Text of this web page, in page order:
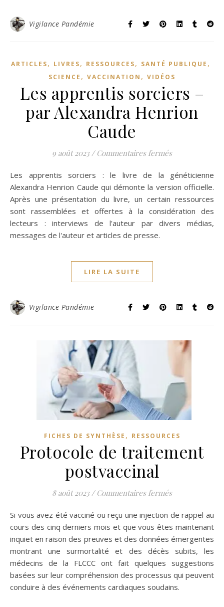
Vigilance Pandémie
ARTICLES, LIVRES, RESSOURCES, SANTÉ PUBLIQUE ,
SCIENCE , VACCINATION , VIDÉOS
Les apprentis sorciers –
par Alexandra Henrion
Caude
9 août 2023 / Commentaires ferméssur Les
Les apprentis sorciers : le livre de la généticienne
Alexandra Henrion Caude qui démonte la version officielle.
Après une présentation du livre, un certain ressources
sont rassemblées et offertes à la considération des
lecteurs : interviews de l'auteur par divers médias,
messages de l'auteur et articles de presse.
LIRE LA SUITE
Vigilance Pandémie
FICHES DE SYNTHÈSE , RESSOURCES
Protocole de traitement
postvaccinal
8 août 2023 / Commentaires ferméssur Protocole
Si vous avez été vacciné ou reçu une injection de rappel au
cours des cinq derniers mois et que vous êtes maintenant
inquiet en raison des preuves et des données émergentes
montrant une surmortalité et des décès subits, les
médecins de la FLCCC ont fait quelques suggestions
basées sur leur compréhension des processus qui peuvent
conduire à des événements cardiaques soudains.